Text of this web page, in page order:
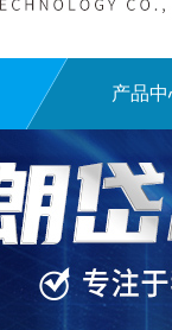
产品中